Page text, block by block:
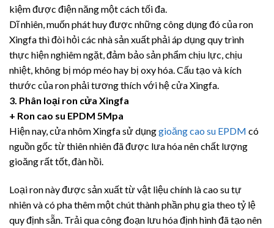
kiệm được điện năng một cách tối đa.
Dĩ nhiên, muốn phát huy được những công dụng đó của ron
Xingfa thì đòi hỏi các nhà sản xuất phải áp dụng quy trình
thực hiện nghiêm ngặt, đảm bảo sản phẩm chịu lực, chịu
nhiệt, không bị móp méo hay bị oxy hóa. Cấu tạo và kích
thước của ron phải tương thích với hệ cửa Xingfa.
3. Phân loại ron cửa Xingfa
+ Ron cao su EPDM 5Mpa
Hiện nay, cửa nhôm Xingfa sử dụnggioăng cao su EPDM có
nguồn gốc từ thiên nhiên đã được lưa hóa nên chất lượng
gioăng rất tốt, đàn hồi.
Loại ron này được sản xuất từ vật liệu chính là cao su tự
nhiên và có pha thêm một chút thành phần phụ gia theo tỷ lệ
quy định sẵn. Trải qua công đoạn lưu hóa định hình đã tạo nên